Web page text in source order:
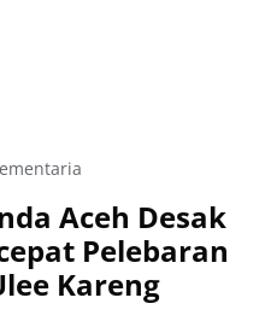
Aceh Desak
Pelebaran
Kareng